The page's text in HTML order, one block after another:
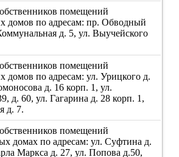
помещений
домов по адресам: пр. Обводный
д. 5, ул. Выучейского
помещений
домов по адресам: ул. Урицкого д.
д. 16 корп. 1, ул.
д. 60, ул. Гагарина д. 28 корп. 1,
д. 7.
помещений
домах по адресам: ул. Суфтина д.
Маркса д. 27, ул. Попова д.50,